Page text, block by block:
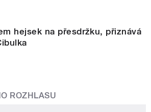
hejsek na přesdržku, přiznává
ROZHLASU